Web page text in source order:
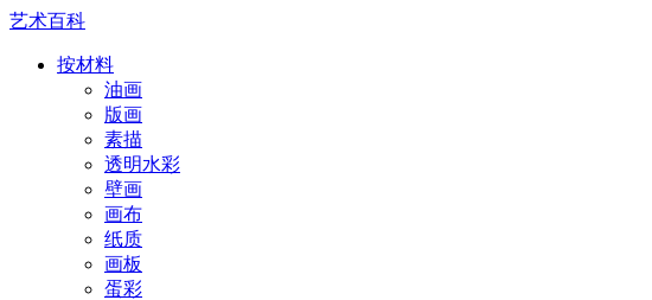
艺术百科
按材料
油画
版画
素描
透明水彩
壁画
画布
纸质
画板
蛋彩